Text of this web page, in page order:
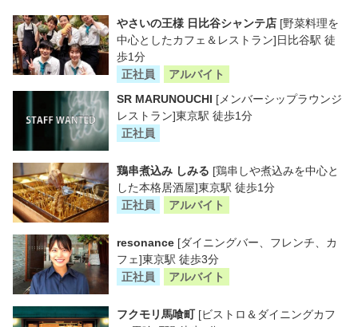
やさいの王様 日比谷シャンテ店 [野菜料理を
中心としたカフェ＆レストラン]日比谷駅 徒
歩1分
正社員
アルバイト
SR MARUNOUCHI [メンバーシップラウンジ
レストラン]東京駅 徒歩1分
正社員
鶏串煮込み しみる [鶏串しや煮込みを中心と
した本格居酒屋]東京駅 徒歩1分
正社員
アルバイト
resonance [ダイニングバー、フレンチ、カ
フェ]東京駅 徒歩3分
正社員
アルバイト
フクモリ馬喰町 [ビストロ＆ダイニングカフ